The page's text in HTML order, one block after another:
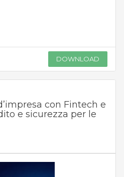
DOWNLOAD
con Fintech e
e sicurezza per le